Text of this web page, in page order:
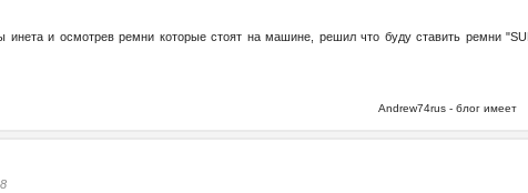
и осмотрев ремни которые стоят на машине, решил что буду ставить ремни
Andrew74rus - блог имеет